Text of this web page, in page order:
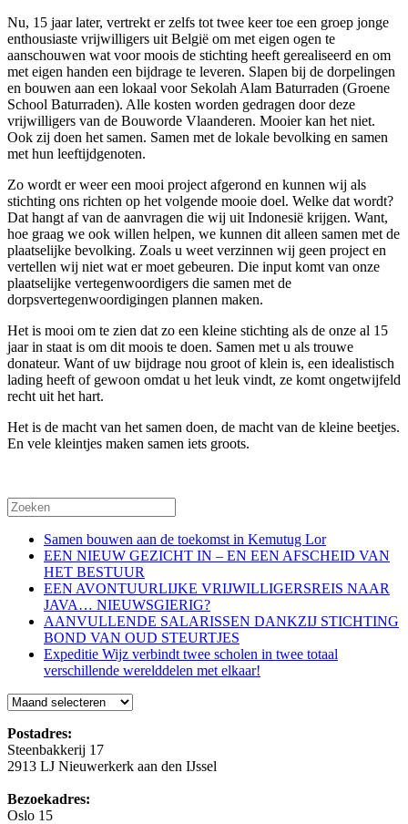
Nu, 15 jaar later, vertrekt er zelfs tot twee keer toe een groep jonge
enthousiaste vrijwilligers uit België om met eigen ogen te
aanschouwen wat voor moois de stichting heeft gerealiseerd en om
met eigen handen een bijdrage te leveren. Slapen bij de dorpelingen
en bouwen aan een lokaal voor Sekolah Alam Baturraden (Groene
School Baturraden). Alle kosten worden gedragen door deze
vrijwilligers van de Bouworde Vlaanderen. Mooier kan het niet.
Ook zij doen het samen. Samen met de lokale bevolking en samen
met hun leeftijdgenoten.
Zo wordt er weer een mooi project afgerond en kunnen wij als
stichting ons richten op het volgende mooie doel. Welke dat wordt?
Dat hangt af van de aanvragen die wij uit Indonesië krijgen. Want,
hoe graag we ook willen helpen, we kunnen dit alleen samen met de
plaatselijke bevolking. Zoals u weet verzinnen wij geen project en
vertellen wij niet wat er moet gebeuren. Die input komt van onze
plaatselijke vertegenwoordigers die samen met de
dorpsvertegenwoordigingen plannen maken.
Het is mooi om te zien dat zo een kleine stichting als de onze al 15
jaar in staat is om dit moois te doen. Samen met u als trouwe
donateur. Want of uw bijdrage nou groot of klein is, een idealistisch
lading heeft of gewoon omdat u het leuk vindt, ze komt ongetwijfeld
recht uit het hart.
Het is de macht van het samen doen, de macht van de kleine beetjes.
En vele kleintjes maken samen iets groots.
Samen bouwen aan de toekomst in Kemutug Lor
EEN NIEUW GEZICHT IN – EN EEN AFSCHEID VAN
HET BESTUUR
EEN AVONTUURLIJKE VRIJWILLIGERSREIS NAAR
JAVA… NIEUWSGIERIG?
AANVULLENDE SALARISSEN DANKZIJ STICHTING
BOND VAN OUD STEURTJES
Expeditie Wijz verbindt twee scholen in twee totaal
verschillende werelddelen met elkaar!
Blog
Postadres:
Steenbakkerij 17
2913 LJ Nieuwerkerk aan den IJssel
Bezoekadres:
Oslo 15